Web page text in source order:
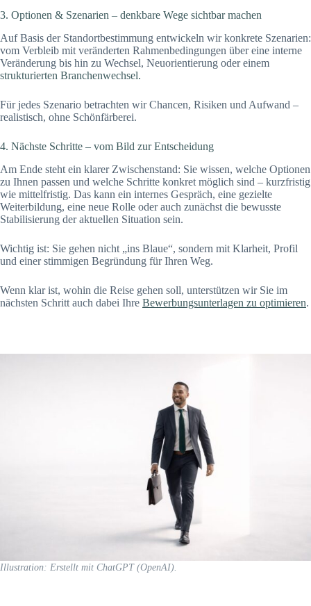
3. Optionen & Szenarien – denkbare Wege sichtbar machen
Auf Basis der Standortbestimmung entwickeln wir konkrete Szenarien:
vom Verbleib mit veränderten Rahmenbedingungen über eine interne
Veränderung bis hin zu Wechsel, Neuorientierung oder einem
strukturierten Branchenwechsel.
Für jedes Szenario betrachten wir Chancen, Risiken und Aufwand –
realistisch, ohne Schönfärberei.
4. Nächste Schritte – vom Bild zur Entscheidung
Am Ende steht ein klarer Zwischenstand: Sie wissen, welche Optionen
zu Ihnen passen und welche Schritte konkret möglich sind – kurzfristig
wie mittelfristig. Das kann ein internes Gespräch, eine gezielte
Weiterbildung, eine neue Rolle oder auch zunächst die bewusste
Stabilisierung der aktuellen Situation sein.
Wichtig ist: Sie gehen nicht „ins Blaue“, sondern mit Klarheit, Profil
und einer stimmigen Begründung für Ihren Weg.
Wenn klar ist, wohin die Reise gehen soll, unterstützen wir Sie im
nächsten Schritt auch dabei Ihre Bewerbungsunterlagen zu optimieren.
Illustration: Erstellt mit ChatGPT (OpenAI).